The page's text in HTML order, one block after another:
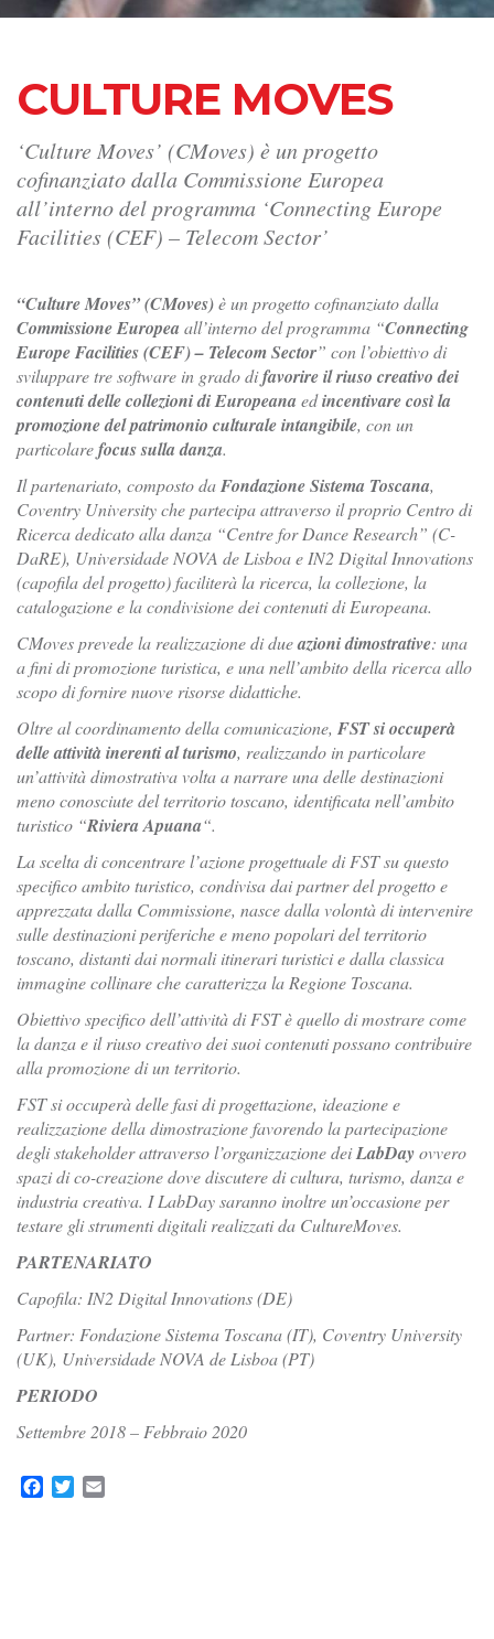
CULTURE MOVES
‘Culture Moves’ (CMoves) è un progetto
cofinanziato dalla Commissione Europea
all’interno del programma ‘Connecting Europe
Facilities (CEF) – Telecom Sector’
“Culture Moves” (CMoves)è un progetto cofinanziato dalla
Commissione Europea all’interno del programma “Connecting
Europe Facilities (CEF) – Telecom Sector” con l’obiettivo di
sviluppare tre software in grado difavorire il riuso creativo dei
contenuti delle collezioni di Europeana edincentivare così la
promozione del patrimonio culturale intangibile, con un
particolarefocus sulla danza.
Il partenariato, composto daFondazione Sistema Toscana,
Coventry University che partecipa attraverso il proprio Centro di
Ricerca dedicato alla danza “Centre for Dance Research” (C-
DaRE), Universidade NOVA de Lisboa e IN2 Digital Innovations
(capofila del progetto) faciliterà la ricerca, la collezione, la
catalogazione e la condivisione dei contenuti di Europeana.
CMoves prevede la realizzazione di dueazioni dimostrative: una
a fini di promozione turistica, e una nell’ambito della ricerca allo
scopo di fornire nuove risorse didattiche.
Oltre al coordinamento della comunicazione,FST si occuperà
delle attività inerenti al turismo, realizzando in particolare
un’attività dimostrativa volta a narrare una delle destinazioni
meno conosciute del territorio toscano, identificata nell’ambito
turistico “Riviera Apuana“.
La scelta di concentrare l’azione progettuale di FST su questo
specifico ambito turistico, condivisa dai partner del progetto e
apprezzata dalla Commissione, nasce dalla volontà di intervenire
sulle destinazioni periferiche e meno popolari del territorio
toscano, distanti dai normali itinerari turistici e dalla classica
immagine collinare che caratterizza la Regione Toscana.
Obiettivo specifico dell’attività di FST è quello di mostrare come
la danza e il riuso creativo dei suoi contenuti possano contribuire
alla promozione di un territorio.
FST si occuperà delle fasi di progettazione, ideazione e
realizzazione della dimostrazione favorendo la partecipazione
degli stakeholder attraverso l’organizzazione deiLabDayovvero
spazi di co-creazione dove discutere di cultura, turismo, danza e
industria creativa. I LabDay saranno inoltre un’occasione per
testare gli strumenti digitali realizzati da CultureMoves.
PARTENARIATO
Capofila: IN2 Digital Innovations (DE)
Partner: Fondazione Sistema Toscana (IT), Coventry University
(UK), Universidade NOVA de Lisboa (PT)
PERIODO
Settembre 2018 – Febbraio 2020
Facebook
Twitter